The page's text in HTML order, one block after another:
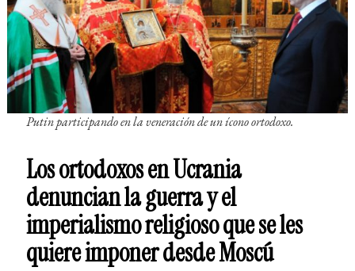
Putin participando en la veneración de un ícono ortodoxo.
Los ortodoxos en Ucrania
denuncian la guerra y el
imperialismo religioso que se les
quiere imponer desde Moscú